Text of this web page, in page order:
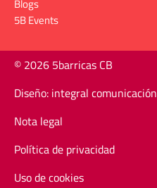
Blogs
5B Events
© 2026 5barricas CB
Diseño: integral comunicación
Nota legal
Política de privacidad
Uso de cookies